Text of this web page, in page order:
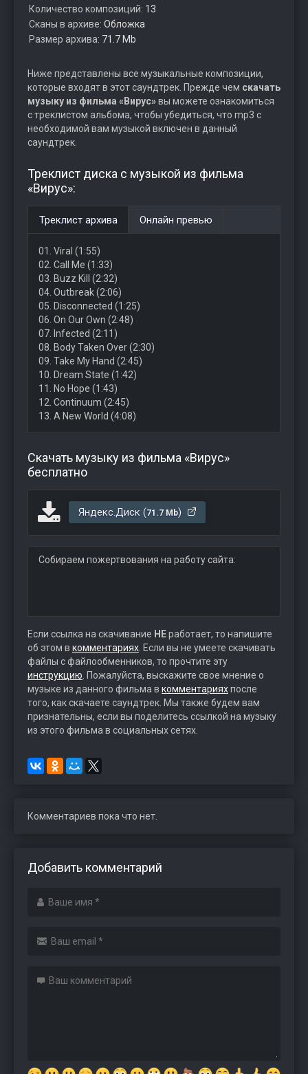
Количество композиций: 13
Сканы в архиве: Обложка
Размер архива: 71.7 Mb
Ниже представлены все музыкальные композиции,
которые входят в этот саундтрек. Прежде чем скачать
музыку из фильма «Вирус»вы можете ознакомиться
с треклистом альбома, чтобы убедиться, что mp3 с
необходимой вам музыкой включен в данный
саундтрек.
Треклист диска с музыкой из фильма
«Вирус»:
Треклист архива Онлайн превью
01. Viral (1:55)
02. Call Me (1:33)
03. Buzz Kill (2:32)
04. Outbreak (2:06)
05. Disconnected (1:25)
06. On Our Own (2:48)
07. Infected (2:11)
08. Body Taken Over (2:30)
09. Take My Hand (2:45)
10. Dream State (1:42)
11. No Hope (1:43)
12. Continuum (2:45)
13. A New World (4:08)
Скачать музыку из фильма «Вирус»
бесплатно
Яндекс.Диск (71.7 Mb)
Собираем пожертвования на работу сайта:
Если ссылка на скачивание НЕработает, то напишите
об этом в комментариях . Если вы не умеете скачивать
файлы с файлообменников, то прочтите эту
инструкцию . Пожалуйста, выскажите свое мнение о
музыке из данного фильма в комментарияхпосле
того, как скачаете саундтрек. Мы также будем вам
признательны, если вы поделитесь ссылкой на музыку
из этого фильма в социальных сетях.
Комментариев пока что нет.
Добавить комментарий